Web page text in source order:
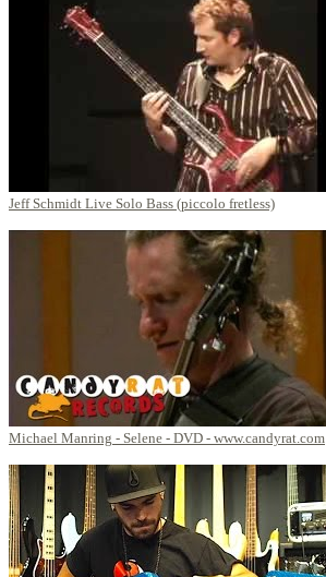
Jeff Schmidt Live Solo Bass (piccolo fretless)
Michael Manring - Selene - DVD - www.candyrat.com